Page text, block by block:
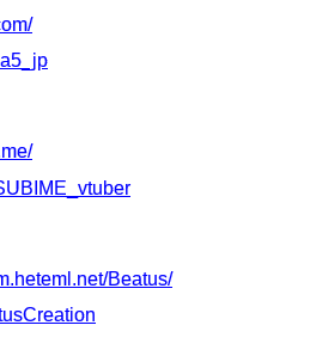
Beatus/